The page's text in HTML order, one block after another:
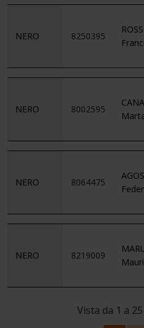
NERO 8250395
NERO 8002595
NERO 8064475
NERO 8219009
Vista da 1 a